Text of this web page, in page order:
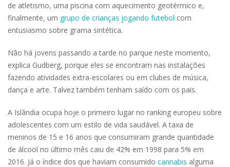
de atletismo, uma piscina com aquecimento geotérmico e,
finalmente, um grupo de crianças jogando futebol com
entusiasmo sobre grama sintética.
Não há jovens passando a tarde no parque neste momento,
explica Gudberg, porque eles se encontram nas instalações
fazendo atividades extra-escolares ou em clubes de música,
dança e arte. Talvez também tenham saído com os pais.
A Islândia ocupa hoje o primeiro lugar no ranking europeu sobre
adolescentes com um estilo de vida saudável. A taxa de
meninos de 15 e 16 anos que consumiram grande quantidade
de álcool no último mês caiu de 42% em 1998 para 5% em
2016. Já o índice dos que haviam consumido cannabis alguma